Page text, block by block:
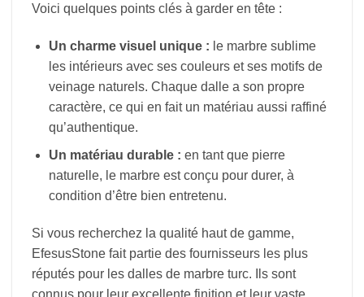
Voici quelques points clés à garder en tête :
Un charme visuel unique : le marbre sublime
les intérieurs avec ses couleurs et ses motifs de
veinage naturels. Chaque dalle a son propre
caractère, ce qui en fait un matériau aussi raffiné
qu’authentique.
Un matériau durable : en tant que pierre
naturelle, le marbre est conçu pour durer, à
condition d’être bien entretenu.
Si vous recherchez la qualité haut de gamme,
EfesusStone fait partie des fournisseurs les plus
réputés pour les dalles de marbre turc. Ils sont
connus pour leur excellente finition et leur vaste